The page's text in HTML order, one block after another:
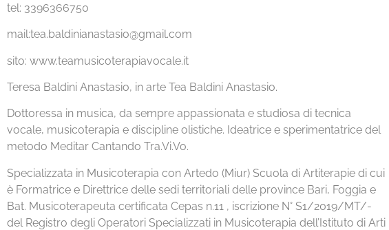
tel: 3396366750
mail:tea.baldinianastasio@gmail.com
sito: www.teamusicoterapiavocale.it
Teresa Baldini Anastasio, in arte Tea Baldini Anastasio.
Dottoressa in musica, da sempre appassionata e studiosa di tecnica
vocale, musicoterapia e discipline olistiche. Ideatrice e sperimentatrice del
metodo Meditar Cantando Tra.Vi.Vo.
Specializzata in Musicoterapia con Artedo (Miur) Scuola di Artiterapie di cui
è Formatrice e Direttrice delle sedi territoriali delle province Bari, Foggia e
Bat. Musicoterapeuta certificata Cepas n.11 , iscrizione N° S1/2019/MT/-
del Registro degli Operatori Specializzati in Musicoterapia dell’Istituto di Arti